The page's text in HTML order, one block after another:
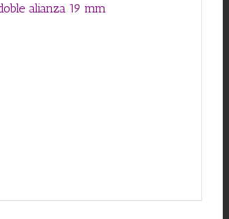
alianza 19 mm